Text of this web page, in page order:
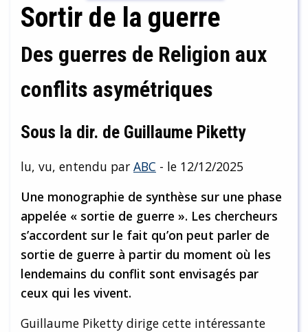
Sortir de la guerre
Des guerres de Religion aux
conflits asymétriques
Sous la dir. de Guillaume Piketty
lu, vu, entendu par ABC - le 12/12/2025
Une monographie de synthèse sur une phase
appelée « sortie de guerre ». Les chercheurs
s’accordent sur le fait qu’on peut parler de
sortie de guerre à partir du moment où les
lendemains du conflit sont envisagés par
ceux qui les vivent.
Guillaume Piketty dirige cette intéressante